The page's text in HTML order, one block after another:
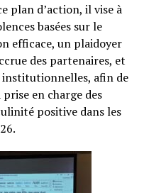
plan d’action, il vise à
basées sur le
efficace, un plaidoyer
des partenaires, et
afin de
en charge des
positive dans les